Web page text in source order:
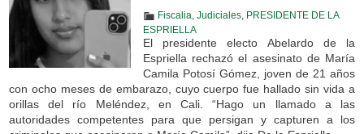
Fiscalia Judiciales,
PRESIDENTE DE LA
ESPRIELLA
El presidente electo Abelardo de la
Espriella rechazó el asesinato de María
Camila Potosí Gómez, joven de 21 años
con ocho meses de embarazo, cuyo cuerpo fue hallado sin vida a
orillas del río Meléndez, en Cali. “Hago un llamado a las
autoridades competentes para que persigan y capturen a los